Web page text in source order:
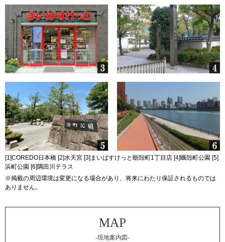
[1]COREDO日本橋 [2]水天宮 [3]まいばすけっと蛎殻町1丁目店 [4]蠣殻町公園 [5]
浜町公園 [6]隅田川テラス
※掲載の周辺環境は変更になる場合があり、将来にわたり保証されるものでは
ありません。
-現地案内図-